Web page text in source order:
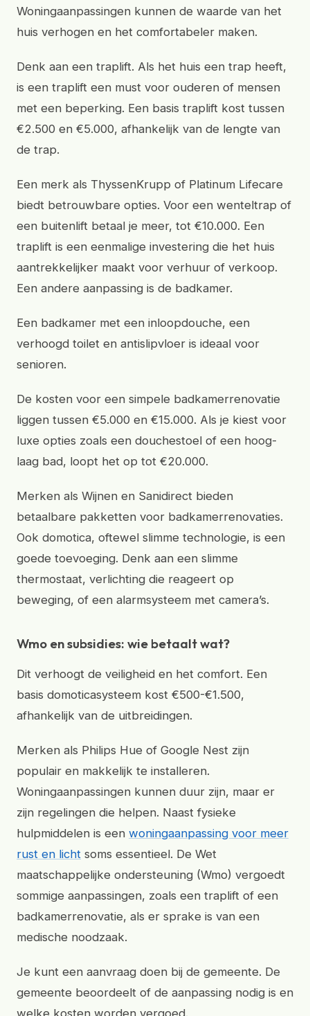
Woningaanpassingen kunnen de waarde van het
huis verhogen en het comfortabeler maken.
Denk aan een traplift. Als het huis een trap heeft,
is een traplift een must voor ouderen of mensen
met een beperking. Een basis traplift kost tussen
€2.500 en €5.000, afhankelijk van de lengte van
de trap.
Een merk als ThyssenKrupp of Platinum Lifecare
biedt betrouwbare opties. Voor een wenteltrap of
een buitenlift betaal je meer, tot €10.000. Een
traplift is een eenmalige investering die het huis
aantrekkelijker maakt voor verhuur of verkoop.
Een andere aanpassing is de badkamer.
Een badkamer met een inloopdouche, een
verhoogd toilet en antislipvloer is ideaal voor
senioren.
De kosten voor een simpele badkamerrenovatie
liggen tussen €5.000 en €15.000. Als je kiest voor
luxe opties zoals een douchestoel of een hoog-
laag bad, loopt het op tot €20.000.
Merken als Wijnen en Sanidirect bieden
betaalbare pakketten voor badkamerrenovaties.
Ook domotica, oftewel slimme technologie, is een
goede toevoeging. Denk aan een slimme
thermostaat, verlichting die reageert op
beweging, of een alarmsysteem met camera’s.
Wmo en subsidies: wie betaalt wat?
Dit verhoogt de veiligheid en het comfort. Een
basis domoticasysteem kost €500-€1.500,
afhankelijk van de uitbreidingen.
Merken als Philips Hue of Google Nest zijn
populair en makkelijk te installeren.
Woningaanpassingen kunnen duur zijn, maar er
zijn regelingen die helpen. Naast fysieke
hulpmiddelen is een woningaanpassing voor meer
rust en licht soms essentieel. De Wet
maatschappelijke ondersteuning (Wmo) vergoedt
sommige aanpassingen, zoals een traplift of een
badkamerrenovatie, als er sprake is van een
medische noodzaak.
Je kunt een aanvraag doen bij de gemeente. De
gemeente beoordeelt of de aanpassing nodig is en
welke kosten worden vergoed.